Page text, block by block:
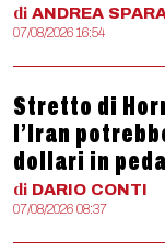
di ANDREA
07/08/2026 16:54
Stretto di
l’Iran
dollari in
di DARIO CONTI
07/08/2026 08:37